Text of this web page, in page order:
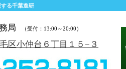
る千葉進研
局 （受付：13:00～20:00）
区小仲台６丁目１５−３